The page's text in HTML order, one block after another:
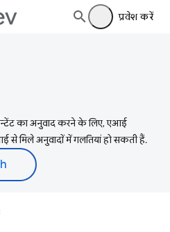
प्रवेश करें
का अनुवाद करने के लिए, एआई
से मिले अनुवादों में गलतियां हो सकती हैं.